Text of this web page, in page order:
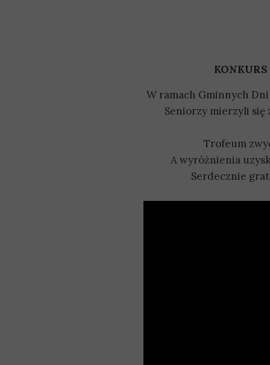
W ramach Gminnych
Seniorzy mierzyli się
Trofeum
A wyróżnienia
Serdecznie